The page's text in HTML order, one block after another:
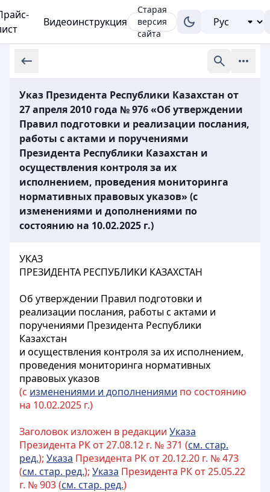
Видеоинструкция
Старая
версия
сайта
Указ Президента Республики Казахстан от
27 апреля 2010 года № 976 «Об утверждении
Правил подготовки и реализации послания,
работы с актами и поручениями
Президента Республики Казахстан и
осуществления контроля за их
исполнением, проведения мониторинга
нормативных правовых указов» (с
изменениями и дополнениями по
состоянию на 10.02.2025 г.)
УКАЗ
ПРЕЗИДЕНТА РЕСПУБЛИКИ КАЗАХСТАН
Об утверждении Правил подготовки и
реализации послания, работы с актами и
поручениями Президента Республики
Казахстан
и осуществления контроля за их исполнением,
проведения мониторинга нормативных
правовых указов
(с изменениями и дополнениями по состоянию
на 10.02.2025 г.)
Заголовок изложен в редакции Указа
Президента РК от 27.08.12 г. № 371 (см. стар.
ред.); Указа Президента РК от 20.12.20 г. № 473
(см. стар. ред.); Указа Президента РК от 25.05.22
г. № 903 (см. стар. ред.)